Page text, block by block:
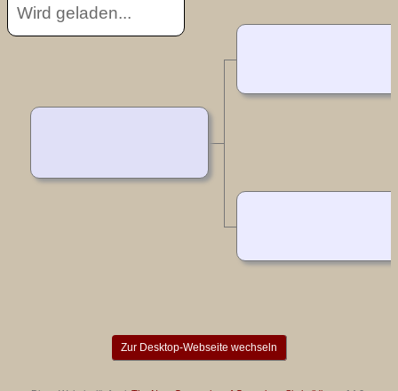
Wird geladen...
Zur Desktop-Webseite wechseln